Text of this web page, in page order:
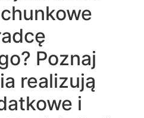
Poznaj
realizują
i